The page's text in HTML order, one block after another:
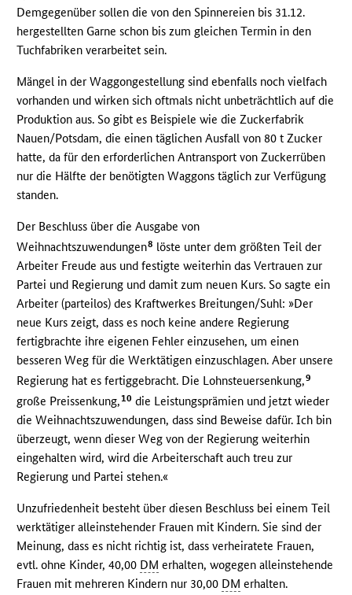
Demgegenüber sollen die von den Spinnereien bis 31.12.
hergestellten Garne schon bis zum gleichen Termin in den
Tuchfabriken verarbeitet sein.
Mängel in der Waggongestellung sind ebenfalls noch vielfach
vorhanden und wirken sich oftmals nicht unbeträchtlich auf die
Produktion aus. So gibt es Beispiele wie die Zuckerfabrik
Nauen/Potsdam, die einen täglichen Ausfall von 80 t Zucker
hatte, da für den erforderlichen Antransport von Zuckerrüben
nur die Hälfte der benötigten Waggons täglich zur Verfügung
standen.
Der Beschluss über die Ausgabe von
Weihnachtszuwendungen8 löste unter dem größten Teil der
Arbeiter Freude aus und festigte weiterhin das Vertrauen zur
Partei und Regierung und damit zum neuen Kurs. So sagte ein
Arbeiter (parteilos) des Kraftwerkes Breitungen/Suhl: »Der
neue Kurs zeigt, dass es noch keine andere Regierung
fertigbrachte ihre eigenen Fehler einzusehen, um einen
besseren Weg für die Werktätigen einzuschlagen. Aber unsere
Regierung hat es fertiggebracht. Die Lohnsteuersenkung,9
große Preissenkung,10 die Leistungsprämien und jetzt wieder
die Weihnachtszuwendungen, dass sind Beweise dafür. Ich bin
überzeugt, wenn dieser Weg von der Regierung weiterhin
eingehalten wird, wird die Arbeiterschaft auch treu zur
Regierung und Partei stehen.«
Unzufriedenheit besteht über diesen Beschluss bei einem Teil
werktätiger alleinstehender Frauen mit Kindern. Sie sind der
Meinung, dass es nicht richtig ist, dass verheiratete Frauen,
evtl. ohne Kinder, 40,00 DM erhalten, wogegen alleinstehende
Frauen mit mehreren Kindern nur 30,00 DM erhalten.